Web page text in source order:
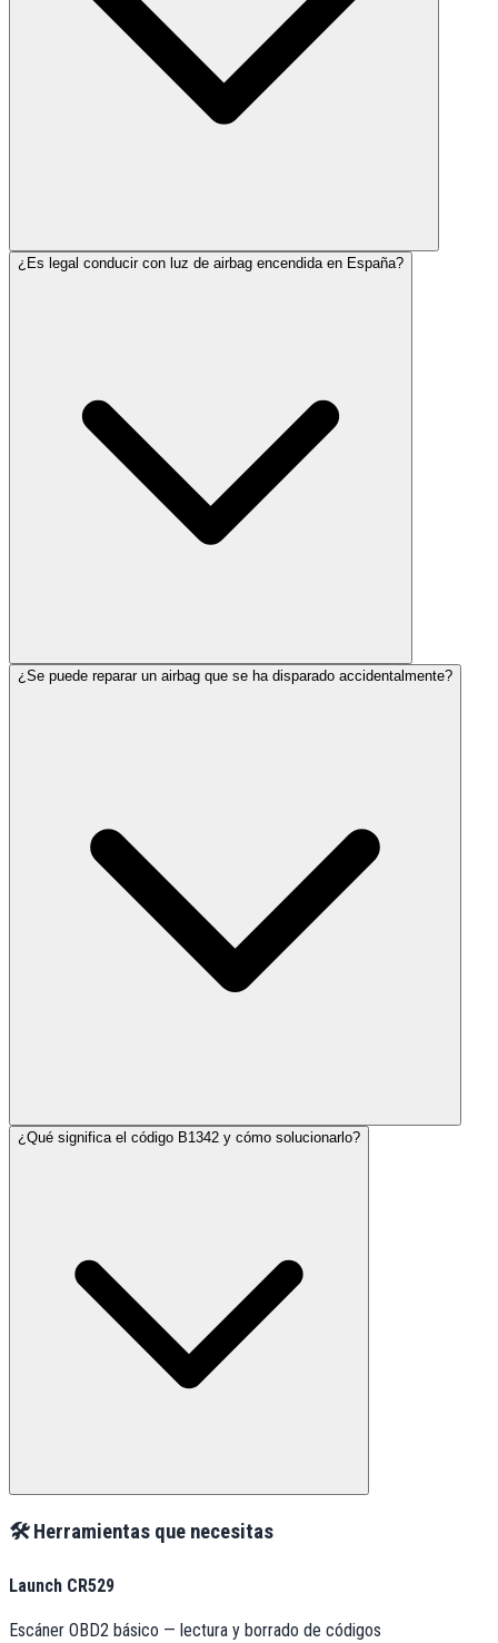
¿Es legal conducir con luz de airbag encendida en España?
¿Se puede reparar un airbag que se ha disparado accidentalmente?
¿Qué significa el código B1342 y cómo solucionarlo?
🛠️ Herramientas que necesitas
Launch CR529
Escáner OBD2 básico — lectura y borrado de códigos